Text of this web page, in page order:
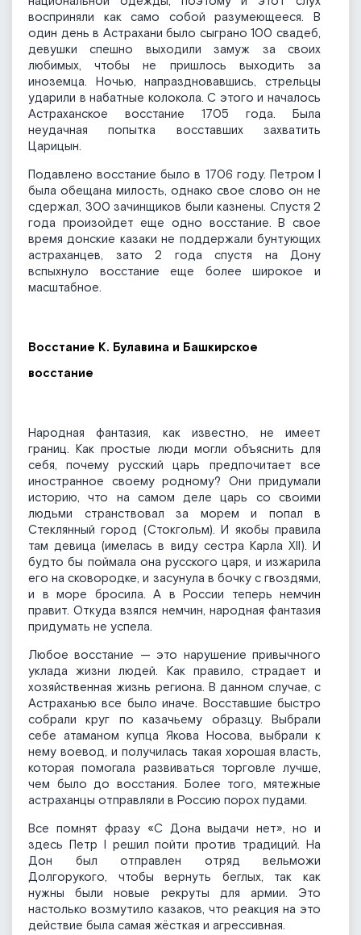
восприняли как само собой разумеющееся. В
один день в Астрахани было сыграно 100 свадеб,
девушки спешно выходили замуж за своих
любимых, чтобы не пришлось выходить за
иноземца. Ночью, напраздновавшись, стрельцы
ударили в набатные колокола. С этого и началось
Астраханское восстание 1705 года. Была
неудачная попытка восставших захватить
Царицын.
Подавлено восстание было в 1706 году. Петром I
была обещана милость, однако свое слово он не
сдержал, 300 зачинщиков были казнены. Спустя 2
года произойдет еще одно восстание. В свое
время донские казаки не поддержали бунтующих
астраханцев, зато 2 года спустя на Дону
вспыхнуло восстание еще более широкое и
масштабное.
Восстание К. Булавина и Башкирское
восстание
Народная фантазия, как известно, не имеет
границ. Как простые люди могли объяснить для
себя, почему русский царь предпочитает все
иностранное своему родному? Они придумали
историю, что на самом деле царь со своими
людьми странствовал за морем и попал в
Стеклянный город (Стокгольм). И якобы правила
там девица (имелась в виду сестра Карла XII). И
будто бы поймала она русского царя, и изжарила
его на сковородке, и засунула в бочку с гвоздями,
и в море бросила. А в России теперь немчин
правит. Откуда взялся немчин, народная фантазия
придумать не успела.
Любое восстание — это нарушение привычного
уклада жизни людей. Как правило, страдает и
хозяйственная жизнь региона. В данном случае, с
Астраханью все было иначе. Восставшие быстро
собрали круг по казачьему образцу. Выбрали
себе атаманом купца Якова Носова, выбрали к
нему воевод, и получилась такая хорошая власть,
которая помогала развиваться торговле лучше,
чем было до восстания. Более того, мятежные
астраханцы отправляли в Россию порох пудами.
Все помнят фразу «С Дона выдачи нет», но и
здесь Петр I решил пойти против традиций. На
Дон был отправлен отряд вельможи
Долгорукого, чтобы вернуть беглых, так как
нужны были новые рекруты для армии. Это
настолько возмутило казаков, что реакция на это
действие была самая жёсткая и агрессивная.